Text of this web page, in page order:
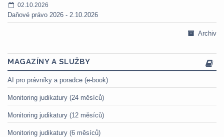
02.10.2026
Daňové právo 2026 - 2.10.2026
Archiv
MAGAZÍNY A SLUŽBY
AI pro právníky a poradce (e-book)
Monitoring judikatury (24 měsíců)
Monitoring judikatury (12 měsíců)
Monitoring judikatury (6 měsíců)